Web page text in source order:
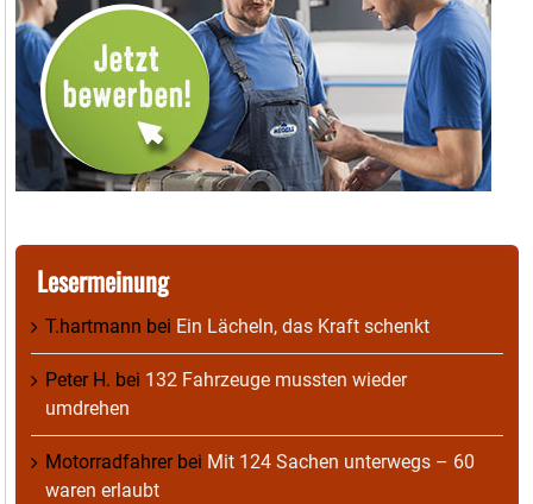
Lesermeinung
T.hartmann bei Ein Lächeln, das Kraft schenkt
Peter H. bei 132 Fahrzeuge mussten wieder
umdrehen
Motorradfahrerbei Mit 124 Sachen unterwegs – 60
waren erlaubt